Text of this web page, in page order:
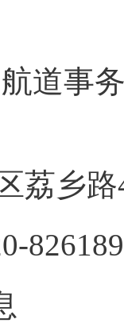
道事
增